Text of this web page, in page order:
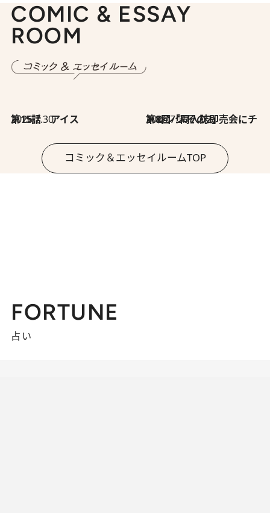
COMIC & ESSAY
ROOM
2026.7.30
第15話 アイス 2026.7.30
第8回「同人誌即売会にチャレンジ その2」
コミック＆エッセイルームTOP
FORTUNE
占い